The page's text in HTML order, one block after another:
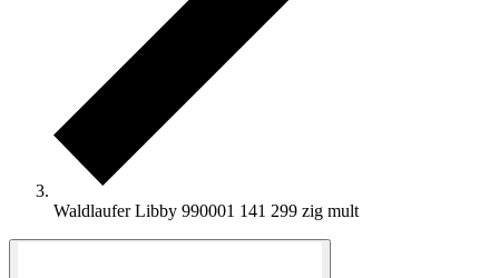
Waldlaufer Libby 990001 141 299 zig mult